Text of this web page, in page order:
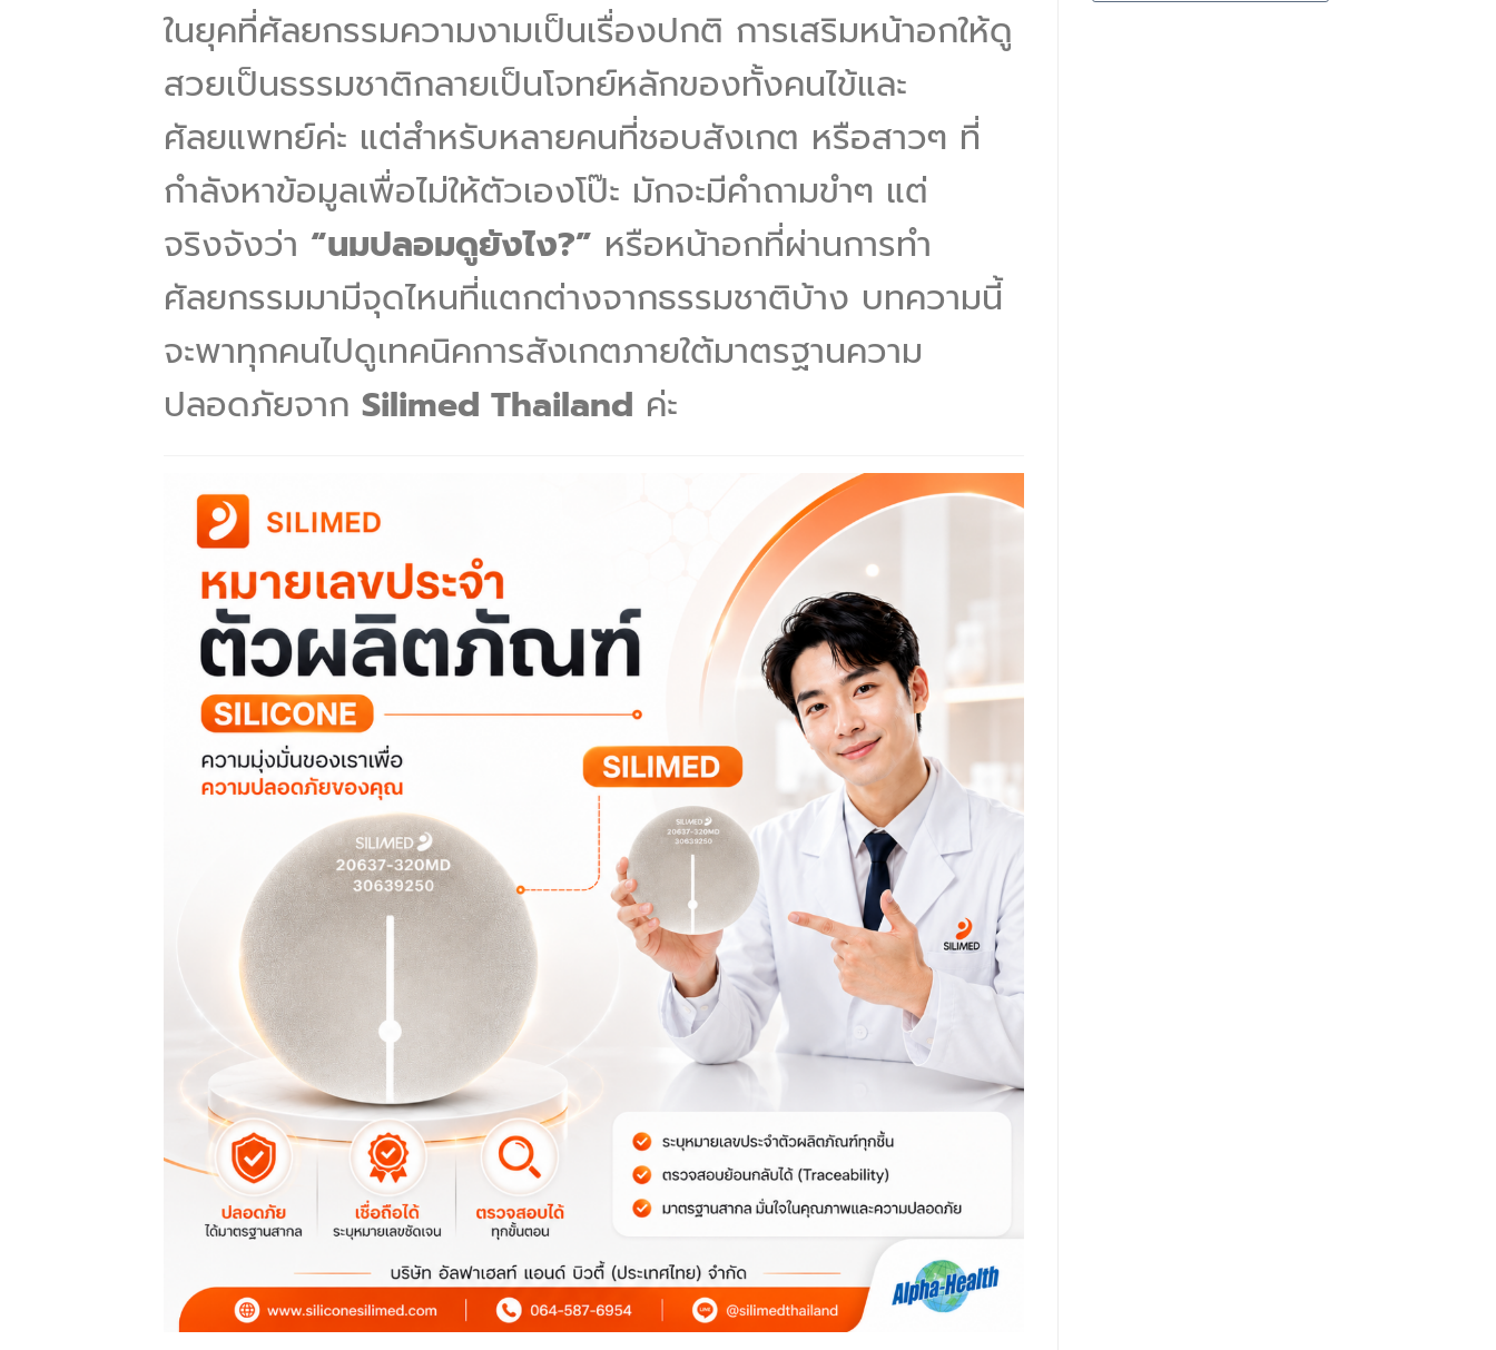
ในยุคที่ศัลยกรรมความงามเป็นเรื่องปกติ การเสริมหน้าอกให้ดู
สวยเป็นธรรมชาติกลายเป็นโจทย์หลักของทั้งคนไข้และ
ศัลยแพทย์ค่ะ แต่สำหรับหลายคนที่ชอบสังเกต หรือสาวๆ ที่
กำลังหาข้อมูลเพื่อไม่ให้ตัวเองโป๊ะ มักจะมีคำถามขำๆ แต่
จริงจังว่า “นมปลอมดูยังไง?” หรือหน้าอกที่ผ่านการทำ
ศัลยกรรมมามีจุดไหนที่แตกต่างจากธรรมชาติบ้าง บทความนี้
จะพาทุกคนไปดูเทคนิคการสังเกตภายใต้มาตรฐานความ
ปลอดภัยจาก Silimed Thailand ค่ะ